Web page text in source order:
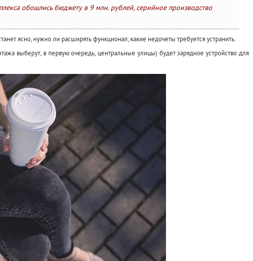
обошлись бюджету в 9 млн. рублей, серийное производство
ясно, нужно ли расширять функционал, какие недочеты требуется устранить.
выберут, в первую очередь, центральные улицы) будет зарядное устройство для